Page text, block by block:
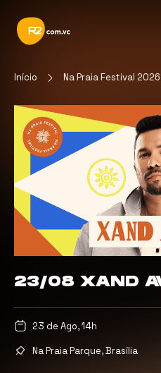
Início Na Praia Festival 2026
23/08 XAND
23 de Ago, 14h
Na Praia Parque, Brasília